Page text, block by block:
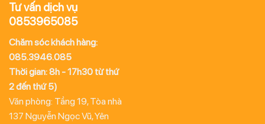
Tư vấn dịch vụ
0853965085
Chăm sóc khách hàng:
085.3946.085
Thời gian: 8h - 17h30 từ thứ
2 đến thứ 5)
Văn phòng: Tầng 19, Tòa nhà
137 Nguyễn Ngọc Vũ, Yên